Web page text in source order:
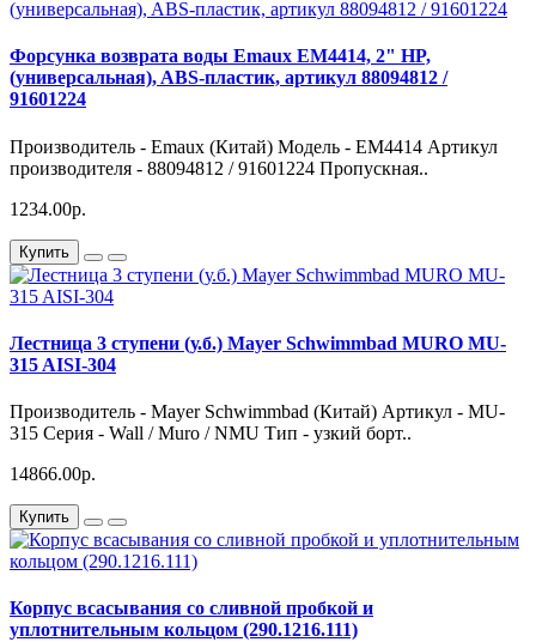
Форсунка возврата воды Emaux EM4414, 2" НP,
(универсальная), ABS-пластик, артикул 88094812 /
91601224
Производитель - Emaux (Китай) Модель - EM4414 Артикул
производителя - 88094812 / 91601224 Пропускная..
1234.00р.
Купить
Лестница 3 ступени (у.б.) Mayer Schwimmbad MURO MU-
315 AISI-304
Производитель - Mayer Schwimmbad (Китай) Артикул - MU-
315 Серия - Wall / Muro / NMU Тип - узкий борт..
14866.00р.
Купить
Корпус всасывания со сливной пробкой и
уплотнительным кольцом (290.1216.111)